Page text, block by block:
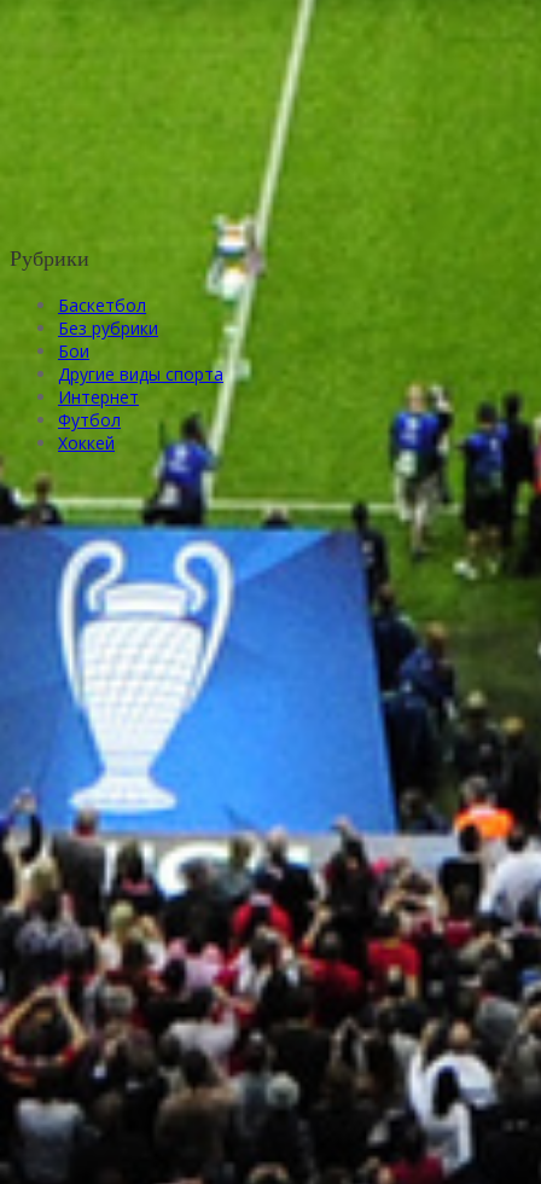
Рубрики
Баскетбол
Без рубрики
Бои
Другие виды спорта
Интернет
Футбол
Хоккей